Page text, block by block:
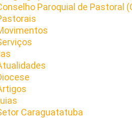
Paroquial de Pastoral
Caraguatatuba